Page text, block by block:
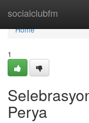
socialclubfm
Home
Home
1
Perya